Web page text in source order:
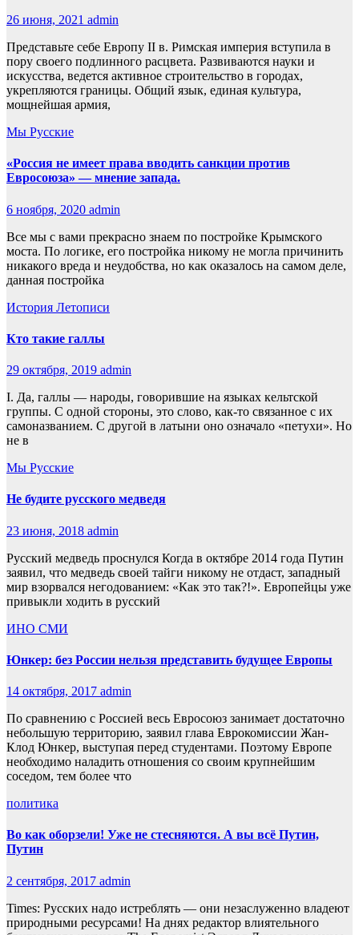
26 июня, 2021 admin
Представьте себе Европу II в. Римская империя вступила в
пору своего подлинного расцвета. Развиваются науки и
искусства, ведется активное строительство в городах,
укрепляются границы. Общий язык, единая культура,
мощнейшая армия,
Мы Русские
«Россия не имеет права вводить санкции против
Евросоюза» — мнение запада.
6 ноября, 2020 admin
Все мы с вами прекрасно знаем по постройке Крымского
моста. По логике, его постройка никому не могла причинить
никакого вреда и неудобства, но как оказалось на самом деле,
данная постройка
История Летописи
Кто такие галлы
29 октября, 2019 admin
I. Да, галлы — народы, говорившие на языках кельтской
группы. С одной стороны, это слово, как-то связанное с их
самоназванием. С другой в латыни оно означало «петухи». Но
не в
Мы Русские
Не будите русского медведя
23 июня, 2018 admin
Русский медведь проснулся Когда в октябре 2014 года Путин
заявил, что медведь своей тайги никому не отдаст, западный
мир взорвался негодованием: «Как это так?!». Европейцы уже
привыкли ходить в русский
ИНО СМИ
Юнкер: без России нельзя представить будущее Европы
14 октября, 2017 admin
По сравнению с Россией весь Евросоюз занимает достаточно
небольшую территорию, заявил глава Еврокомиссии Жан-
Клод Юнкер, выступая перед студентами. Поэтому Европе
необходимо наладить отношения со своим крупнейшим
соседом, тем более что
политика
Во как оборзели! Уже не стесняются. А вы всё Путин,
Путин
2 сентября, 2017 admin
Times: Русских надо истреблять — они незаслуженно владеют
природными ресурсами! На днях редактор влиятельного